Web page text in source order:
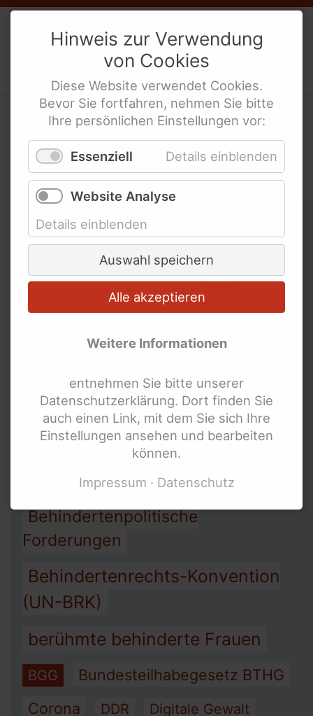
Behinderung
Links für Mädchen mit Behinderung
Bundesweite Organisationen für
Menschen mit Behinderung
Bundesweite Frauenorganisationen
Bundesministerien und mehr
Internationale Links
Weibernetze.V.
Politische Interes­sen­ver­tre­tung
behinderte Frauen
In der WeiberZEIT nach
Schlagworten suchen
Ableismus
Abschied
Gleichbehandlungsgesetz AGG
Arbeit
Armut
Assistenz
Barrierefreiheit
Behindertengleichstellungsgesetz
Behindertenpolitische
Forderungen
Behindertenrechts-Konvention
(UN-BRK)
berühmte behinderte Frauen
BGG
Bundesteilhabegesetz BTHG
Corona
DDR Digitale Gewalt
Hinweis zur Verwendung
von Cookies
Diese Website verwendet Cookies.
Bevor Sie fortfahren, nehmen Sie bitte
Ihre persönlichen Einstellungen vor:
Essenziell Details einblenden
Website Analyse
Details einblenden
Auswahl speichern
Alle akzeptieren
Weitere Informationen
entnehmen Sie bitte unserer
Datenschutzerklärung. Dort finden Sie
auch einen Link, mit dem Sie sich Ihre
Einstellungen ansehen und bearbeiten
können.
Impressum
Datenschutz